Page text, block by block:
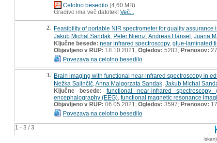
1 - 3 / 3
Celotno besedilo (4,60 MB)
Gradivo ima več datotek! Več...
2. Feasibility of portable NIR spectrometer for quality
Jakub Michal Sandak Peter Niemz Andreas Hänsel Juana
Ključne besede: near infrared spectroscopy, glue-laminated
Objavljeno v RUP: 18.10.2021; Ogledov: 5283; Prenosov: 27
Povezava na celotno besedilo
3. Brain imaging with functional near-infrared spectroscopy in
Nežka Sajinčič Anna Malgorzata Sandak Jakub Michal
Ključne besede:
functional near-infrared spectroscopy
encephalography (EEG) functional magnetic resonance
Objavljeno v RUP: 06.05.2021; Ogledov: 3597; Prenosov: 17
Povezava na celotno besedilo